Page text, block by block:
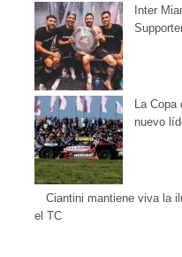
Inter
La
nuevo
Ciantini mantiene viva la
el TC